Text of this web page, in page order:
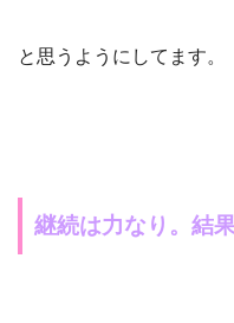
と思うようにしてます。
継続は力なり。結